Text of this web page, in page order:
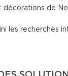
décorations de
les recherches